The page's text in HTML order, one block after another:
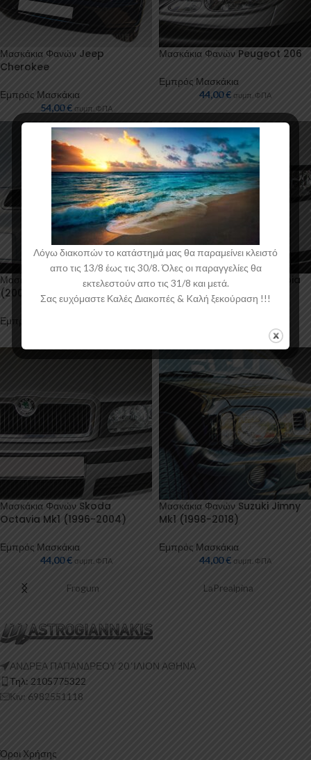
Μασκάκια Φανών Jeep
Cherokee
Εμπρός Μασκάκια
54,00€ συμπ. ΦΠΑ
Μασκάκια Φανών Peugeot 206
Εμπρός Μασκάκια
44,00€ συμπ. ΦΠΑ
Μασκάκια Φανών Seat Ibiza Mk3
(2002-2008)
Εμπρός Μασκάκια
Μασκάκια Φανών Skoda Fabia
Mk1 (1999-2007)
συμπ. ΦΠΑ
Μασκάκια Φανών Skoda
Octavia Mk1 (1996-2004)
Εμπρός Μασκάκια
44,00€ συμπ. ΦΠΑ
Μασκάκια Φανών Suzuki Jimny
Mk1 (1998-2018)
Εμπρός Μασκάκια
44,00€ συμπ. ΦΠΑ
Frogum LaPrealpina
ΑΝΔΡΕΑ ΠΑΠΑΝΔΡΕΟΥ 20 ‘ΙΛΙΟΝ ΑΘΗΝΑ
Τηλ: 2105775322
Κιν: 6982551118
Όροι Χρήσης
Λόγω διακοπών το κατάστημά μας θα παραμείνει κλειστό
απο τις 13/8 έως τις 30/8. Όλες οι παραγγελίες θα
εκτελεστούν απο τις 31/8 και μετά.
Σας ευχόμαστε Καλές Διακοπές & Kαλή ξεκούραση !!!